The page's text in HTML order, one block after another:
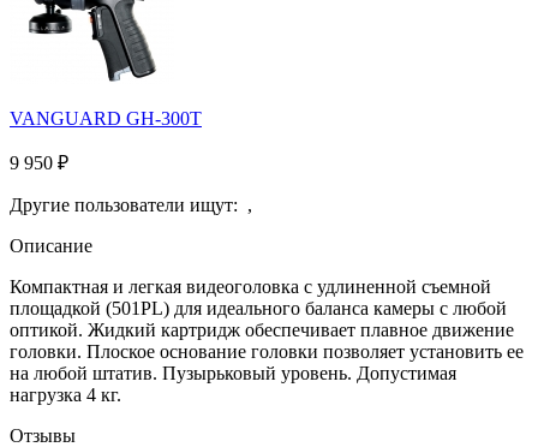
VANGUARD GH-300T
9 950 ₽
Другие пользователи ищут: ,
Описание
Компактная и легкая видеоголовка с удлиненной съемной
площадкой (501PL) для идеального баланса камеры с любой
оптикой. Жидкий картридж обеспечивает плавное движение
головки. Плоское основание головки позволяет установить ее
на любой штатив. Пузырьковый уровень. Допустимая
нагрузка 4 кг.
Отзывы